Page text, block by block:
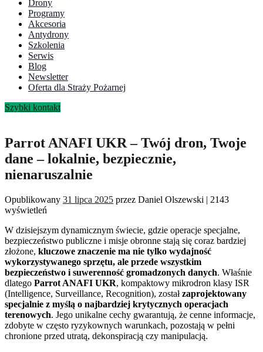
Drony
Programy
Akcesoria
Antydrony
Szkolenia
Serwis
Blog
Newsletter
Oferta dla Straży Pożarnej
Szybki kontakt
Parrot ANAFI UKR – Twój dron, Twoje
dane – lokalnie, bezpiecznie,
nienaruszalnie
Opublikowany 31 lipca 2025 przez Daniel Olszewski | 2143
wyświetleń
W dzisiejszym dynamicznym świecie, gdzie operacje specjalne,
bezpieczeństwo publiczne i misje obronne stają się coraz bardziej
złożone, kluczowe znaczenie ma nie tylko wydajność
wykorzystywanego sprzętu, ale przede wszystkim
bezpieczeństwo i suwerenność gromadzonych danych. Właśnie
dlatego Parrot ANAFI UKR, kompaktowy mikrodron klasy ISR
(Intelligence, Surveillance, Recognition), zostałzaprojektowany
specjalnie z myślą o najbardziej krytycznych operacjach
terenowych. Jego unikalne cechy gwarantują, że cenne informacje,
zdobyte w często ryzykownych warunkach, pozostają w pełni
chronione przed utratą, dekonspiracją czy manipulacją.